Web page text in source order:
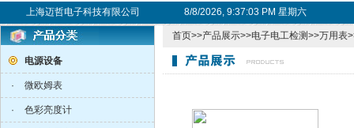
上海迈哲电子科技有限公司 8/8/2026, 9:37:04 PM 星期六
电源设备
· 微欧姆表
· 色彩亮度计
首页>>产品展示>>电子电工检测>>万用表